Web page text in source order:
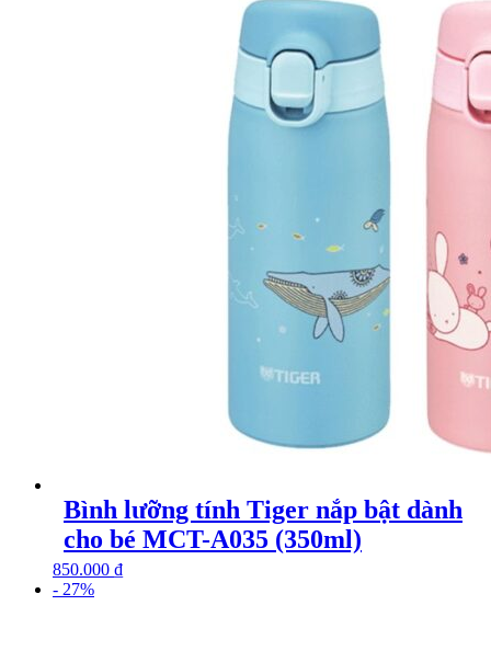
Bình lưỡng tính Tiger nắp bật dành
cho bé MCT-A035 (350ml)
850.000 ₫
- 27%